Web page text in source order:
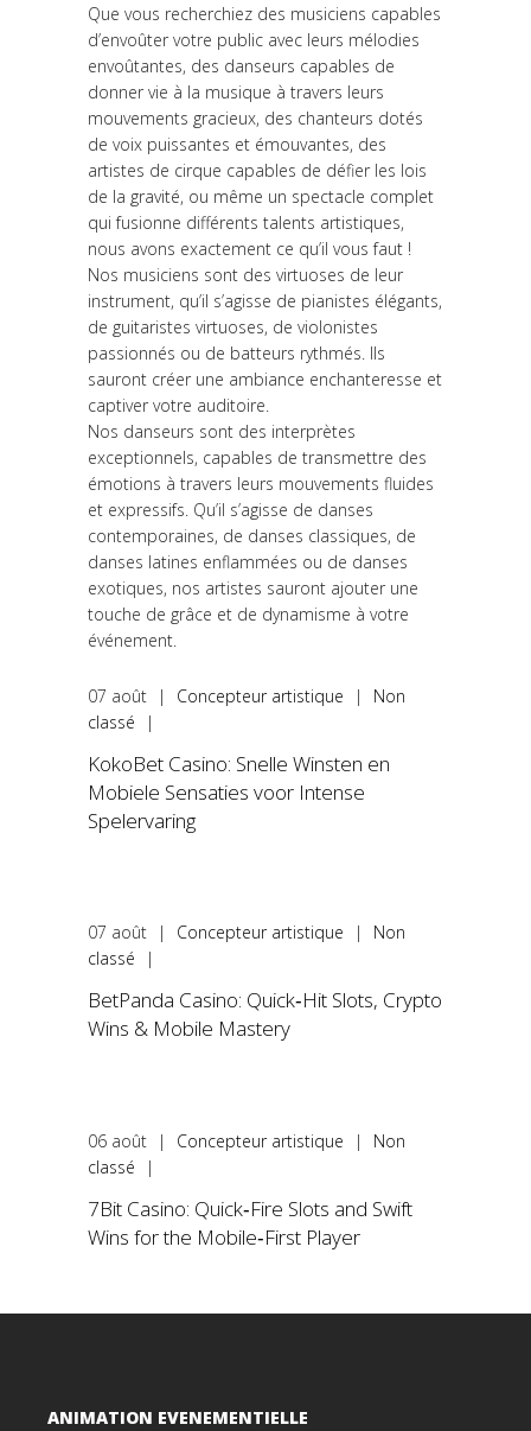
Que vous recherchiez des musiciens capables
d’envoûter votre public avec leurs mélodies
envoûtantes, des danseurs capables de
donner vie à la musique à travers leurs
mouvements gracieux, des chanteurs dotés
de voix puissantes et émouvantes, des
artistes de cirque capables de défier les lois
de la gravité, ou même un spectacle complet
qui fusionne différents talents artistiques,
nous avons exactement ce qu’il vous faut !
Nos musiciens sont des virtuoses de leur
instrument, qu’il s’agisse de pianistes élégants,
de guitaristes virtuoses, de violonistes
passionnés ou de batteurs rythmés. Ils
sauront créer une ambiance enchanteresse et
captiver votre auditoire.
Nos danseurs sont des interprètes
exceptionnels, capables de transmettre des
émotions à travers leurs mouvements fluides
et expressifs. Qu’il s’agisse de danses
contemporaines, de danses classiques, de
danses latines enflammées ou de danses
exotiques, nos artistes sauront ajouter une
touche de grâce et de dynamisme à votre
événement.
07 août | Concepteur artistique |
Non
classé
|
KokoBet Casino: Snelle Winsten en
Mobiele Sensaties voor Intense
Spelervaring
07 août | Concepteur artistique |
Non
classé
|
BetPanda Casino: Quick‑Hit Slots, Crypto
Wins & Mobile Mastery
06 août | Concepteur artistique |
Non
classé
|
7Bit Casino: Quick‑Fire Slots and Swift
Wins for the Mobile‑First Player
ANIMATION EVENEMENTIELLE